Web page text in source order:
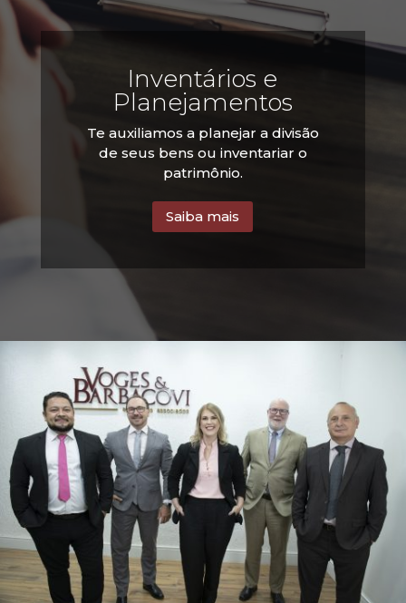
Inventários e
Planejamentos
Te auxiliamos a planejar a divisão
de seus bens ou inventariar o
patrimônio.
Saiba mais